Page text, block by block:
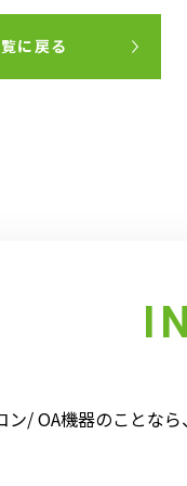
に戻る
ン/ OA機器のことな